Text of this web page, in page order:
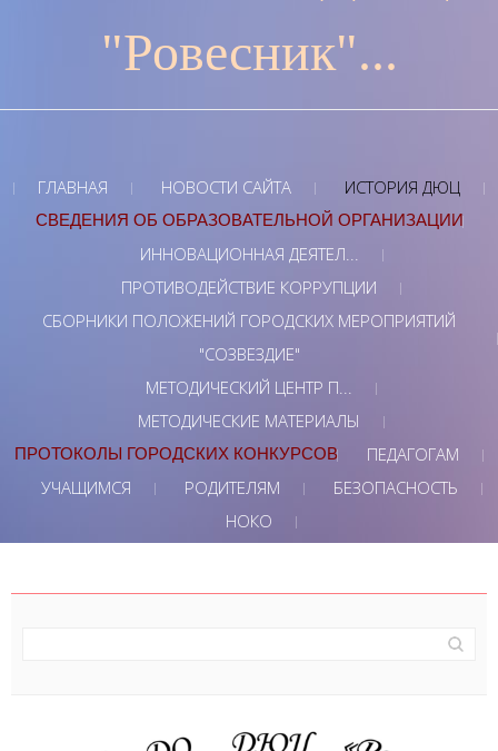
"Ровесник"...
ГЛАВНАЯ НОВОСТИ САЙТА ИСТОРИЯ ДЮЦ
СВЕДЕНИЯ ОБ ОБРАЗОВАТЕЛЬНОЙ ОРГАНИЗАЦИИ
ИННОВАЦИОННАЯ ДЕЯТЕЛ...
ПРОТИВОДЕЙСТВИЕ КОРРУПЦИИ
СБОРНИКИ ПОЛОЖЕНИЙ ГОРОДСКИХ МЕРОПРИЯТИЙ
"СОЗВЕЗДИЕ"
МЕТОДИЧЕСКИЙ ЦЕНТР П...
МЕТОДИЧЕСКИЕ МАТЕРИАЛЫ
ПРОТОКОЛЫ ГОРОДСКИХ КОНКУРСОВ
ПЕДАГОГАМ
УЧАЩИМСЯ
РОДИТЕЛЯМ
БЕЗОПАСНОСТЬ
НОКО